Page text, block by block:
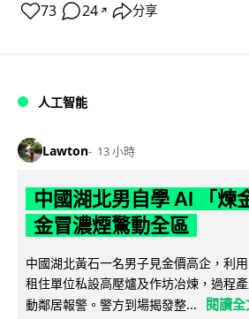
73 24 ↗ 分享
人工智能
Lawton 13 小時
中國湖北男自學 AI 「煉
金冒濃煙驚動全區
中國湖北黃石一名男子見金價高企，利
租住單位私設高壓爐及作坊冶煉，過程
動鄰居報警。警方到場揭發整...
閱讀全